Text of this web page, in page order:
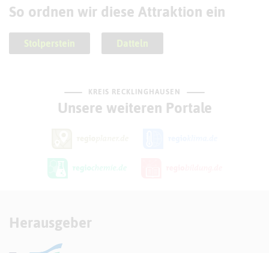
So ordnen wir diese Attraktion ein
Stolperstein Datteln
KREIS RECKLINGHAUSEN
Unsere weiteren Portale
Herausgeber